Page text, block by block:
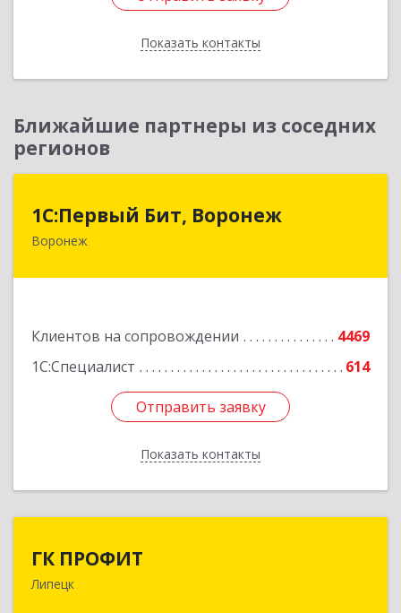
Показать контакты
Назад
Ближайшие партнеры из соседних
регионов
1С:Первый Бит, Воронеж
Воронеж
Клиентов на сопровождении
4469
1С:Специалист
614
Отправить заявку
Показать контакты
1С:Первый Бит, Воронеж
394006, Воронежская обл, Воронеж г, 20-летия
Отправить заявку
Назад
ГК ПРОФИТ
Липецк
398001, Липецкая обл, Липецк г, Советская ул,